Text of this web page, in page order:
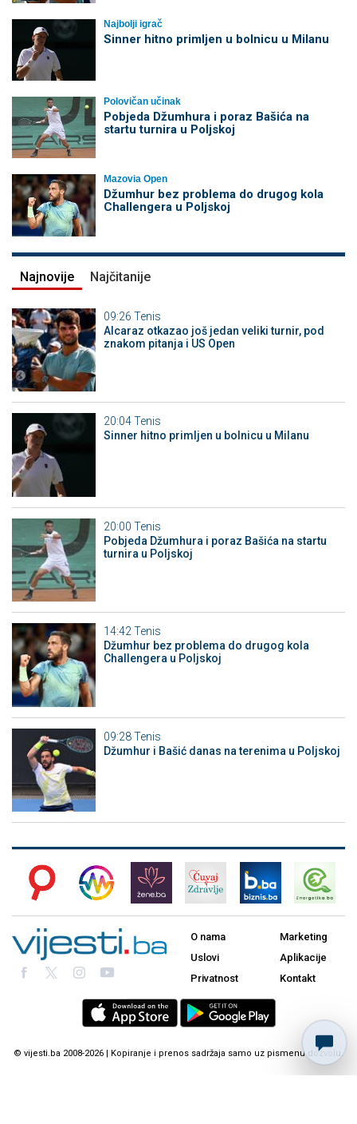
Najbolji igrač
Sinner hitno primljen u bolnicu u Milanu
Polovičan učinak
Pobjeda Džumhura i poraz Bašića na
startu turnira u Poljskoj
Mazovia Open
Džumhur bez problema do drugog kola
Challengera u Poljskoj
Najnovije Najčitanije
09:26 Tenis
Alcaraz otkazao još jedan veliki turnir, pod
znakom pitanja i US Open
20:04Tenis
Sinner hitno primljen u bolnicu u Milanu
20:00 Tenis
Pobjeda Džumhura i poraz Bašića na startu
turnira u Poljskoj
14:42 Tenis
Džumhur bez problema do drugog kola
Challengera u Poljskoj
09:28Tenis
Džumhur i Bašić danas na terenima u Poljskoj
O nama
Uslovi
Privatnost
Marketing
Aplikacije
Kontakt
© vijesti.ba 2008-2026 | Kopiranje i prenos sadržaja samo uz pismenu dozvolu.